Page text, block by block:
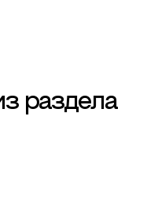
раздела